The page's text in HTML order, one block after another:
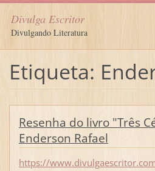
Divulga Escritor
Divulgando Literatura
Etiqueta:
Resenha do livro "Três
Enderson Rafael
https://